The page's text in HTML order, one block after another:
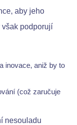
aby jeho
podporují
inovace, aniž by to
(což zaručuje
nesouladu